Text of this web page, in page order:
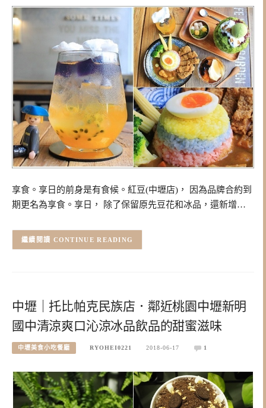
享食。享日的前身是有食候。紅豆(中壢店)， 因為品牌合約到
期更名為享食。享日， 除了保留原先豆花和冰品，還新增…
CONTINUE READING
中壢｜托比帕克民族店．鄰近桃園中壢新明
國中清涼爽口沁涼冰品飲品的甜蜜滋味
中壢美食小吃餐廳 RYOHEI0221 2018-06-17 1